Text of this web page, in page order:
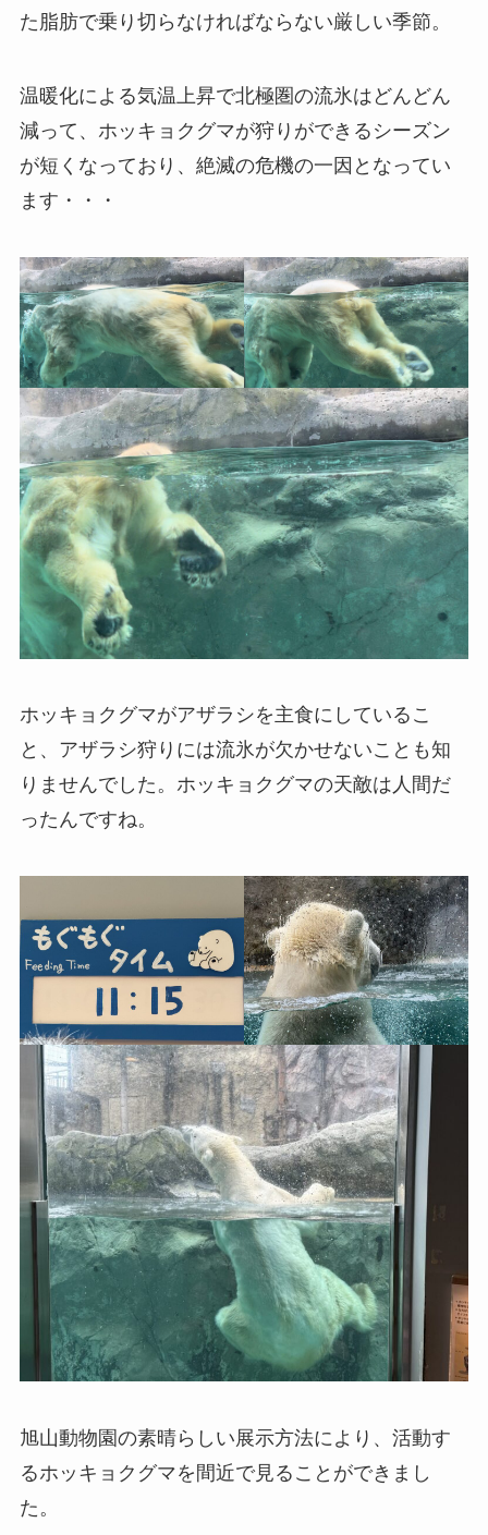
た脂肪で乗り切らなければならない厳しい季節。
温暖化による気温上昇で北極圏の流氷はどんどん
減って、ホッキョクグマが狩りができるシーズン
が短くなっており、絶滅の危機の一因となってい
ます・・・
ホッキョクグマがアザラシを主食にしているこ
と、アザラシ狩りには流氷が欠かせないことも知
りませんでした。ホッキョクグマの天敵は人間だ
ったんですね。
旭山動物園の素晴らしい展示方法により、活動す
るホッキョクグマを間近で見ることができまし
た。